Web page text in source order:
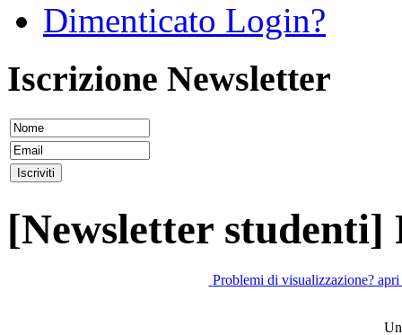
Dimenticato Login?
Iscrizione Newsletter
[Newsletter studenti]
Problemi di visualizzazione?